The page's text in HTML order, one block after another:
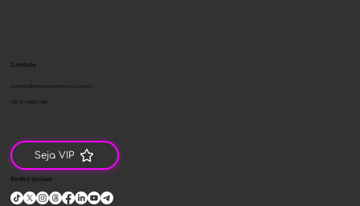
Contato
contato@declarandobitcoin.com.br
+55 51 99520-7881
Redes sociais
Seja VIP